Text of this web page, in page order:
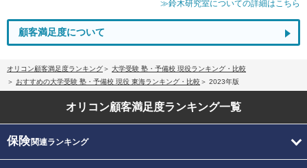
≫鈴木研究室についての詳細はこちら
顧客満足度について
オリコン顧客満足度ランキング
大学受験 塾・予備校 現役ランキング・比較
おすすめの大学受験 塾・予備校 現役 東海ランキング・比較
2023年版
オリコン顧客満足度ランキング一覧
保険関連ランキング